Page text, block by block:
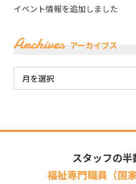
イベント情報を追加しました
Archives アーカイブス
スタッフの半
福祉専門職員（国家